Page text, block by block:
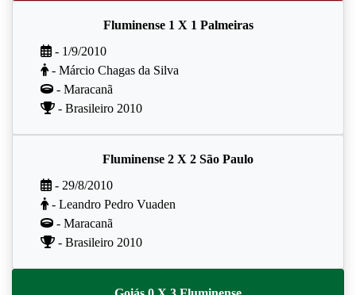
Fluminense 1 X 1 Palmeiras
- 1/9/2010
- Márcio Chagas da Silva
- Maracanã
- Brasileiro 2010
Fluminense 2 X 2 São Paulo
- 29/8/2010
- Leandro Pedro Vuaden
- Maracanã
- Brasileiro 2010